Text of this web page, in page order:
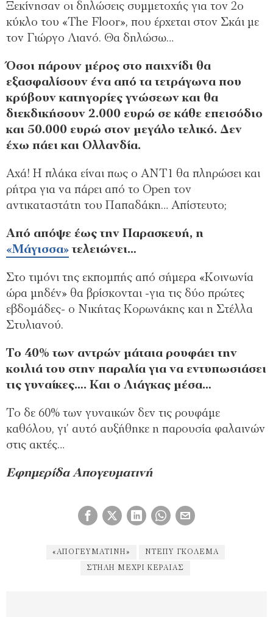
Ξεκίνησαν οι δηλώσεις συμμετοχής για τον 2ο
κύκλο του «The Floor», που έρχεται στον Σκάι με
τον Γιώργο Λιανό. Θα δηλώσω…
Όσοι πάρουν μέρος στο παιχνίδι θα
εξασφαλίσουν ένα από τα τετράγωνα που
κρύβουν κατηγορίες γνώσεων και θα
διεκδικήσουν 2.000 ευρώ σε κάθε επεισόδιο
και 50.000 ευρώ στον μεγάλο τελικό. Δεν
έχω πάει και Ολλανδία.
Αχά! Η πλάκα είναι πως ο ΑΝΤ1 θα πληρώσει και
ρήτρα για να πάρει από το Οpen τον
αντικαταστάτη του Παπαδάκη… Απίστευτο;
Από απόψε έως την Παρασκευή, η
«Μάγισσα» τελειώνει…
Στο τιμόνι της εκπομπής από σήμερα «Κοινωνία
ώρα μηδέν» θα βρίσκονται -για τις δύο πρώτες
εβδομάδες- ο Νικήτας Κορωνάκης και η Στέλλα
Στυλιανού.
Το 40% των αντρών μάταια ρουφάει την
κοιλιά του στην παραλία για να εντυπωσιάσει
τις γυναίκες…. Και ο Λιάγκας μέσα…
Το δε 60% των γυναικών δεν τις ρουφάμε
καθόλου, γι’ αυτό αυξήθηκε η παρουσία φαλαινών
στις ακτές…
Εφημερίδα Απογευματινή
«ΑΠΟΓΕΥΜΑΤΙΝΉ» ΝΤΈΠΥ ΓΚΟΛΕΜΆ
ΣΤΉΛΗ ΜΈΧΡΙ ΚΕΡΑΊΑΣ